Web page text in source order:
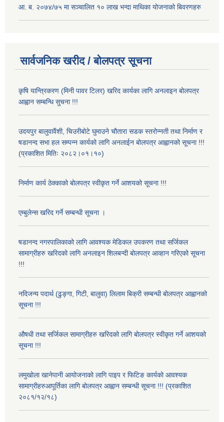
आ. ब. २०७४/७५ मा सञ्चालित १० लाख भन्दा माथिका योजनाको बिवरणहरु
सार्वजनिक खरीद / बोलपत्र सूचना
कृषि यान्त्रिकरण (मिनी पावर टिलर) खरिद कार्यका लागि अनलाइन बोलपत्र
आह्वान सम्बन्धि सुचना !!!
उदयपुर बालुवावैंशी, चिउरीबोटे घुमाउने चौतारा सडक स्तरोन्नती तथा निर्माण र
षडानन्द सभा हल सम्पन्न कार्यको लागि अनलाईन बोलपत्र आह्वानको सूचना !!!
(प्रकाशित मितिः २०८२।०१।१०)
निर्माण कार्य ठेक्काको बोलपत्र स्वीकृत गर्ने आशयको सूचना !!!
एम्बुलेन्स खरिद गर्ने सम्बन्धी सूचना ।
षडानन्द नगरपालिकाको लागि आवश्यक मेडिकल उपकरण तथा सर्जिकल
सामाग्रीहरु खरिदको लागि अनलाइन शिलबन्दी बोलपत्र आव्हान गरिएको सूचना
!!!
नदिजन्य पदार्थ (ढुङ्गा, गिटी, बालुवा) लिलाम बिक्री सम्बन्धी बोलपत्र आह्वानको
सूचना !!!
औषधी तथा सर्जिकल सामाग्रीहरु खरिदको लागि बोलपत्र स्वीकृत गर्ने आशयको
सूचना !!!
लमुखोला खानेपानी आयोजनाको लागि पाइप र फिटिङ कार्यको आवश्यक
सामाग्रीहरुआपूर्तिका लागि बोलपत्र आह्वान सम्बन्धी सूचना !!! (प्रकाशित
२०८१/१२/१८)